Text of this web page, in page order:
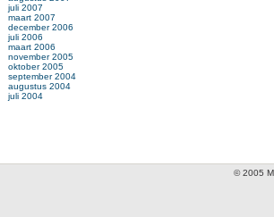
juli 2007
maart 2007
december 2006
juli 2006
maart 2006
november 2005
oktober 2005
september 2004
augustus 2004
juli 2004
© 2005